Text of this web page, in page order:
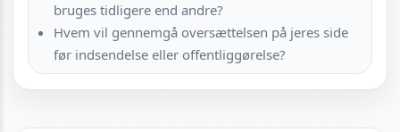
bruges tidligere end andre?
Hvem vil gennemgå oversættelsen på jeres side
før indsendelse eller offentliggørelse?